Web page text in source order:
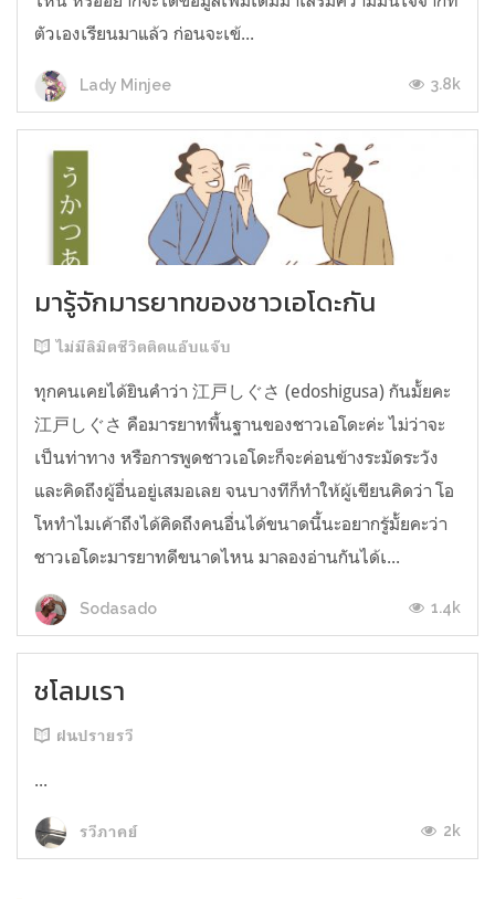
ตัวเองเรียนมาแล้ว ก่อนจะเข้...
Lady Minjee 3.8k
มารู้จักมารยาทของชาวเอโดะกัน
ไม่มีลิมิตชีวิตติดแอ๊บแจ๊บ
ทุกคนเคยได้ยินคำว่า 江戸しぐさ (edoshigusa) กันมั้ยคะ
江戸しぐさ คือมารยาทพื้นฐานของชาวเอโดะค่ะ ไม่ว่าจะ
เป็นท่าทาง หรือการพูดชาวเอโดะก็จะค่อนข้างระมัดระวัง
และคิดถึงผู้อื่นอยู่เสมอเลย จนบางทีก็ทำให้ผู้เขียนคิดว่า โอ
โหทำไมเค้าถึงได้คิดถึงคนอื่นได้ขนาดนี้นะอยากรู้มั้ยคะว่า
ชาวเอโดะมารยาทดีขนาดไหน มาลองอ่านกันได้เ...
Sodasado 1.4k
ชโลมเรา
ฝนปรายรวี
...
รวีภาคย์ 2k